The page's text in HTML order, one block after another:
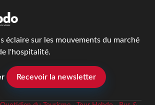
éclaire sur les mouvements du marché
l'hospitalité.
Recevoir la newsletter